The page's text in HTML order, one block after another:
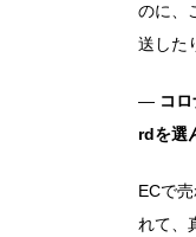
のに、
送した
― コ
rdを選
ECで
れて、